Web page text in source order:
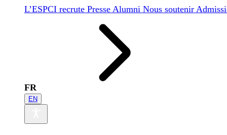
L’ESPCI recrute Presse Alumni Nous soutenir
FR
EN